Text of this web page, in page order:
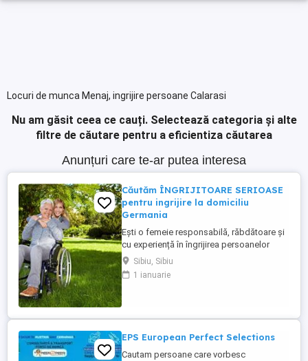
Locuri de munca Menaj, ingrijire persoane Calarasi
Nu am găsit ceea ce cauți. Selectează categoria și alte
filtre de căutare pentru a eficientiza căutarea
Anunțuri care te-ar putea interesa
Căutăm ÎNGRIJITOARE SERIOASE
pentru ingrijire la domiciliu
Germania
Ești o femeie responsabilă, răbdătoare și
cu experiență în îngrijirea persoanelor
vârstnice? Avem oportunități excelente de
lucru în Germania (îngrijire la domiciliu)!
Prin firma noastră ai oportunități excelente
Sibiu, Sibiu
1 ianuarie
EPS European Perfect Selections
Cautam persoane care vorbesc